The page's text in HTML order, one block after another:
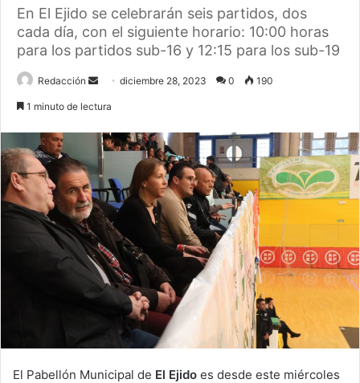
En El Ejido se celebrarán seis partidos, dos
cada día, con el siguiente horario: 10:00 horas
para los partidos sub-16 y 12:15 para los sub-19
Redacción
Senddiciembre 28, 2023 0 190
1 minuto de lectura
El Pabellón Municipal de El Ejido es desde este miércoles